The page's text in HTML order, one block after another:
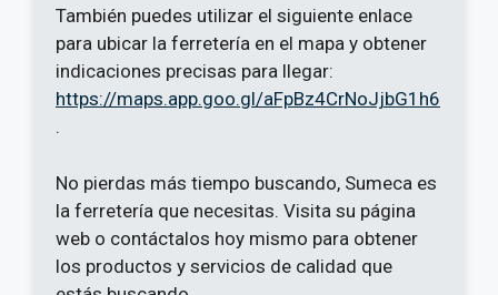
También puedes utilizar el siguiente enlace
para ubicar la ferretería en el mapa y obtener
indicaciones precisas para llegar:
https://maps.app.goo.gl/aFpBz4CrNoJjbG1h6
.
No pierdas más tiempo buscando, Sumeca es
la ferretería que necesitas. Visita su página
web o contáctalos hoy mismo para obtener
los productos y servicios de calidad que